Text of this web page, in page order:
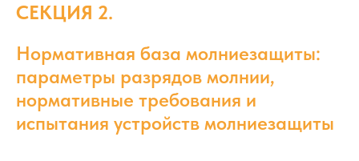
СЕКЦИЯ 2.
Нормативная база молниезащиты:
параметры разрядов молнии,
нормативные требования и
испытания устройств молниезащиты